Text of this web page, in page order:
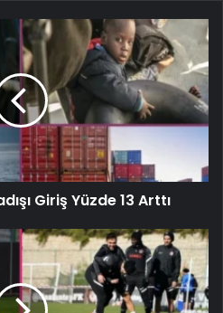
Giriş Yüzde 13 Arttı